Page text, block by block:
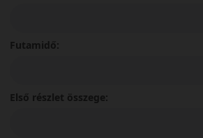
Futamidő:
Első részlet összege: